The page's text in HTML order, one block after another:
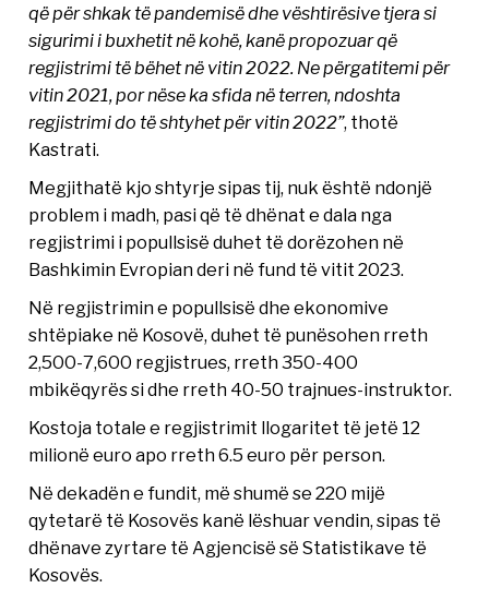
që për shkak të pandemisë dhe vështirësive tjera si
sigurimi i buxhetit në kohë, kanë propozuar që
regjistrimi të bëhet në vitin 2022. Ne përgatitemi për
vitin 2021, por nëse ka sfida në terren, ndoshta
regjistrimi do të shtyhet për vitin 2022”, thotë
Kastrati.
Megjithatë kjo shtyrje sipas tij, nuk është ndonjë
problem i madh, pasi që të dhënat e dala nga
regjistrimi i popullsisë duhet të dorëzohen në
Bashkimin Evropian deri në fund të vitit 2023.
Në regjistrimin e popullsisë dhe ekonomive
shtëpiake në Kosovë, duhet të punësohen rreth
2,500-7,600 regjistrues, rreth 350-400
mbikëqyrës si dhe rreth 40-50 trajnues-instruktor.
Kostoja totale e regjistrimit llogaritet të jetë 12
milionë euro apo rreth 6.5 euro për person.
Në dekadën e fundit, më shumë se 220 mijë
qytetarë të Kosovës kanë lëshuar vendin, sipas të
dhënave zyrtare të Agjencisë së Statistikave të
Kosovës.